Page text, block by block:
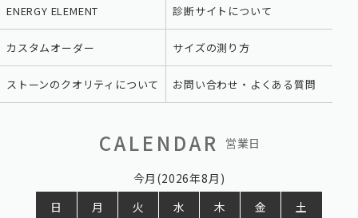
ENERGY ELEMENT 診断サイトについて
カスタムオーダー サイズの測り方
ストーンのクオリティについて お問い合わせ・よくある質問
CALENDAR 営業日
今月(2026年8月)
日
月 火 水 木 金
土